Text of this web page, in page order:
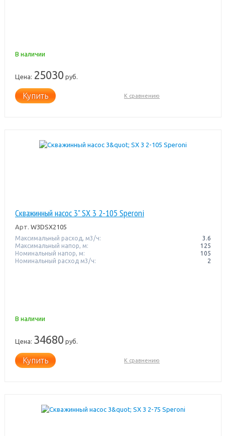
В наличии
Цена: 25030 руб.
Купить К сравнению
Скважинный насос 3" SX 3 2-105 Speroni
Арт. W3DSX2105
Максимальный расход, м3/ч:
3.6
Максимальный напор, м:
125
Номинальный напор, м:
105
Номинальный расход м3/ч:
2
В наличии
Цена: 34680 руб.
Купить К сравнению